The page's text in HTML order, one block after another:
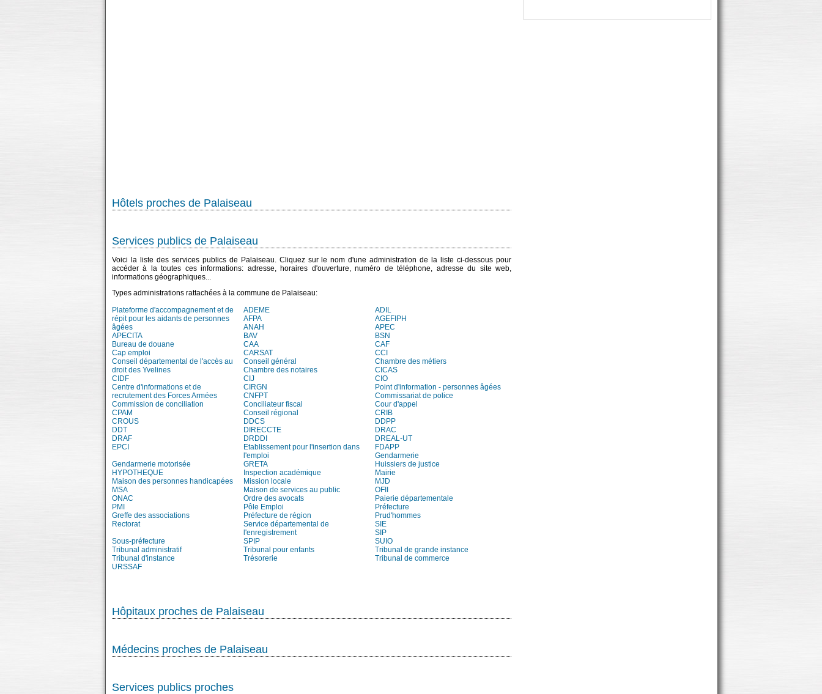
Hôtels proches de Palaiseau
Services publics de Palaiseau
Voici la liste des services publics de Palaiseau. Cliquez sur le nom d'une administration de la liste ci-dessous pour
accéder à la toutes ces informations: adresse, horaires d'ouverture, numéro de téléphone, adresse du site web,
informations géographiques...
Types administrations rattachées à la commune de Palaiseau:
Plateforme d'accompagnement et de
répit pour les aidants de personnes
âgées
ADEME
ADIL
AFPA
AGEFIPH
ANAH
APEC
APECITA
BAV
BSN
Bureau de douane
CAA
CAF
Cap emploi
CARSAT
CCI
Conseil départemental de l'accès au
droit des Yvelines
Conseil général
Chambre des métiers
Chambre des notaires
CICAS
CIDF
CIJ
CIO
Centre d'informations et de
recrutement des Forces Armées
CIRGN
Point d'information - personnes âgées
CNFPT
Commissariat de police
Commission de conciliation
Conciliateur fiscal
Cour d'appel
CPAM
Conseil régional
CRIB
CROUS
DDCS
DDPP
DDT
DIRECCTE
DRAC
DRAF
DRDDI
DREAL-UT
EPCI
Etablissement pour l'insertion dans
l'emploi
FDAPP
Gendarmerie
Gendarmerie motorisée
GRETA
Huissiers de justice
HYPOTHEQUE
Inspection académique
Mairie
Maison des personnes handicapées
Mission locale
MJD
MSA
Maison de services au public
OFII
ONAC
Ordre des avocats
Paierie départementale
PMI
Pôle Emploi
Préfecture
Greffe des associations
Préfecture de région
Prud'hommes
Rectorat
Service départemental de
l'enregistrement
SIE
SIP
Sous-préfecture
SPIP
SUIO
Tribunal administratif
Tribunal pour enfants
Tribunal de grande instance
Tribunal d'instance
Trésorerie
Tribunal de commerce
URSSAF
Hôpitaux proches de Palaiseau
Médecins proches de Palaiseau
Services publics proches